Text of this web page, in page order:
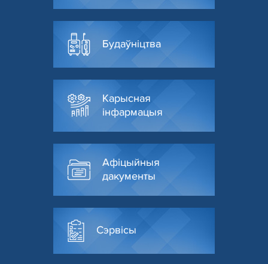
Будаўніцтва
Карысная
інфармацыя
Афіцыйныя
дакументы
Сэрвісы